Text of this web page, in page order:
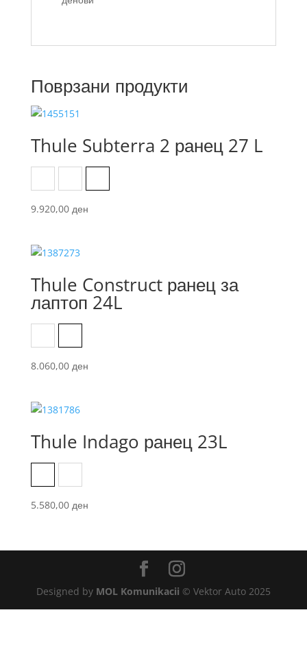
Поврзани продукти
Thule Subterra 2 ранец 27 L
9.920,00 ден
Thule Construct ранец за
лаптоп 24L
8.060,00 ден
Thule Indago ранец 23L
5.580,00 ден
Designed by MOL Komunikacii © Vektor Auto 2025